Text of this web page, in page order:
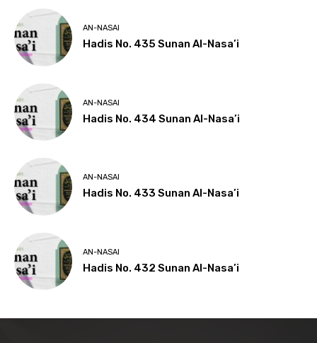
AN-NASAI
Hadis No. 435 Sunan Al-Nasa’i
AN-NASAI
Hadis No. 434 Sunan Al-Nasa’i
AN-NASAI
Hadis No. 433 Sunan Al-Nasa’i
AN-NASAI
Hadis No. 432 Sunan Al-Nasa’i